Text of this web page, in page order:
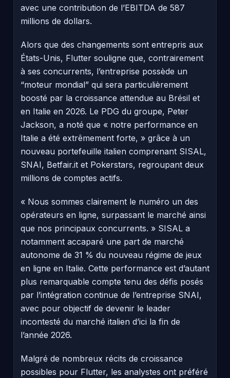
avec une contribution de l’EBITDA de 587
millions de dollars.
Alors que des changements sont entrepris aux
États-Unis, Flutter souligne que, contrairement
à ses concurrents, l’entreprise possède un
“moteur mondial” qui sera particulièrement
boosté par la croissance attendue au Brésil et
en Italie en 2026. Le PDG du groupe, Peter
Jackson, a noté que « notre performance en
Italie a été extrêmement forte, » grâce à un
nouveau portefeuille italien comprenant SISAL,
SNAI, Betfair.it et Pokerstars, regroupant deux
millions de comptes actifs.
« Nous sommes clairement le numéro un des
opérateurs en ligne, surpassant le marché ainsi
que nos principaux concurrents. » SISAL a
notamment accaparé une part de marché
autonome de 31 % du nouveau régime de jeux
en ligne en Italie. Cette performance est d’autant
plus remarquable compte tenu des défis posés
par l’intégration continue de l’entreprise SNAI,
avec pour objectif de devenir le leader
incontesté du marché italien d’ici la fin de
l’année 2026.
Malgré de nombreux récits de croissance
possibles pour Flutter, les analystes ont préféré